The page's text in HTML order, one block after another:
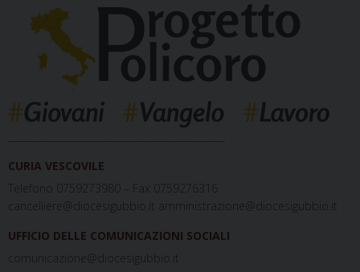
CURIA VESCOVILE
Telefono 0759273980 – Fax 0759276316
cancelliere@diocesigubbio.it amministrazione@diocesigubbio.it
UFFICIO DELLE COMUNICAZIONI SOCIALI
comunicazione@diocesigubbio.it